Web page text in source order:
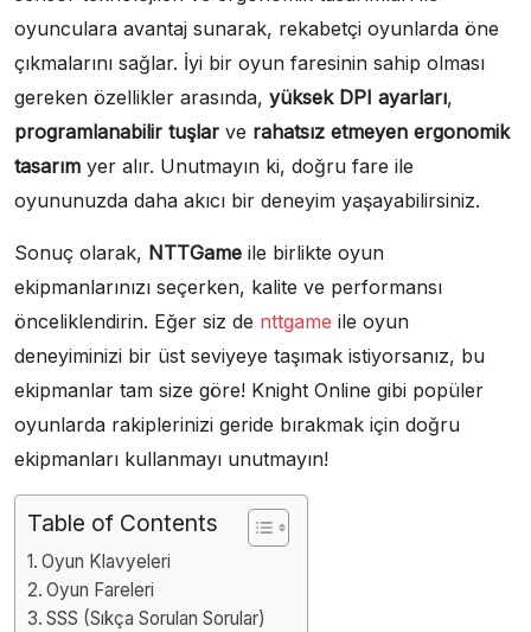
oyunculara avantaj sunarak, rekabetçi oyunlarda öne
çıkmalarını sağlar. İyi bir oyun faresinin sahip olması
gereken özellikler arasında, yüksek DPI ayarları,
programlanabilir tuşlar ve rahatsız etmeyen ergonomik
tasarım yer alır. Unutmayın ki, doğru fare ile
oyununuzda daha akıcı bir deneyim yaşayabilirsiniz.
Sonuç olarak, NTTGame ile birlikte oyun
ekipmanlarınızı seçerken, kalite ve performansı
önceliklendirin. Eğer siz de nttgame ile oyun
deneyiminizi bir üst seviyeye taşımak istiyorsanız, bu
ekipmanlar tam size göre! Knight Online gibi popüler
oyunlarda rakiplerinizi geride bırakmak için doğru
ekipmanları kullanmayı unutmayın!
Table of Contents
Oyun Klavyeleri
Oyun Fareleri
SSS (Sıkça Sorulan Sorular)